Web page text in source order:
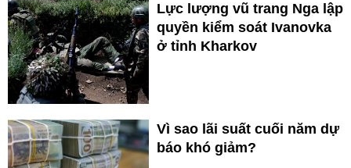
Lực lượng vũ trang Nga lập
quyền kiểm soát Ivanovka
ở tỉnh Kharkov
Vì sao lãi suất cuối năm dự
báo khó giảm?